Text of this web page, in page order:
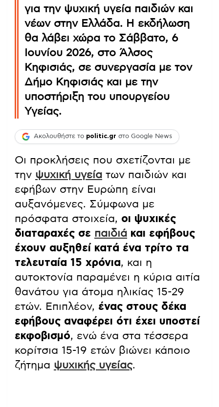
για την ψυχική υγεία παιδιών και
νέων στην Ελλάδα. Η εκδήλωση
θα λάβει χώρα το Σάββατο, 6
Ιουνίου 2026, στο Άλσος
Κηφισιάς, σε συνεργασία με τον
Δήμο Κηφισιάς και με την
υποστήριξη του υπουργείου
Υγείας.
Ακολουθήστε το politic.gr στο Google News
Οι προκλήσεις που σχετίζονται με
την ψυχική υγεία των παιδιών και
εφήβων στην Ευρώπη είναι
αυξανόμενες. Σύμφωνα με
πρόσφατα στοιχεία, οι ψυχικές
διαταραχές σε παιδιά και εφήβους
έχουν αυξηθεί κατά ένα τρίτο τα
τελευταία 15 χρόνια, και η
αυτοκτονία παραμένει η κύρια αιτία
θανάτου για άτομα ηλικίας 15-29
ετών. Επιπλέον, ένας στους δέκα
εφήβους αναφέρει ότι έχει υποστεί
εκφοβισμό, ενώ ένα στα τέσσερα
κορίτσια 15-19 ετών βιώνει κάποιο
ζήτημα ψυχικής υγείας.